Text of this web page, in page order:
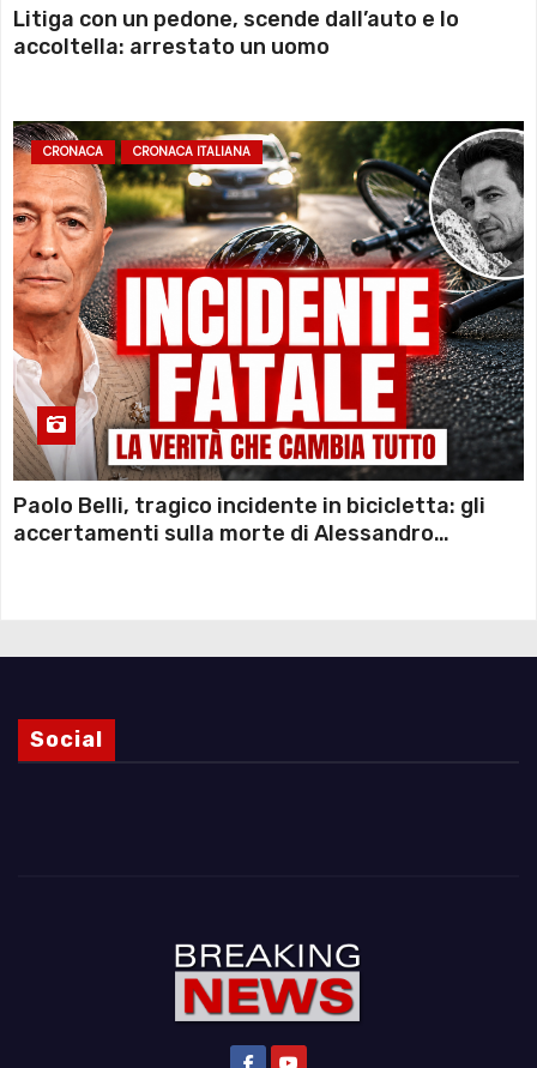
Litiga con un pedone, scende dall’auto e lo
accoltella: arrestato un uomo
CRONACA CRONACA ITALIANA
Paolo Belli, tragico incidente in bicicletta: gli
accertamenti sulla morte di Alessandro
Social